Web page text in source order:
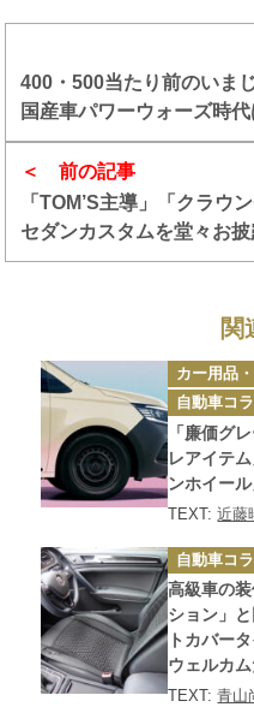
前の記事
「TOM’S主導」「クラウ
セダンカスタムを堂々お
ればカスタム界でセダン
400・500当たり前のいま
国産車パワーウォーズ時
クだった
関
カ
テ
ゴ
リ
ー
自動車コ
「廉価グ
レアイテ
ンホイー
TEXT:近藤
カ
テ
ゴ
リ
ー
自動車コ
高級車の
ション」
トカバー
ウェルカ
TEXT:青山